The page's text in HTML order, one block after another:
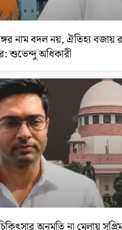
নাম বদল নয়, ঐতিহ্য বজায়
শুভেন্দু অধিকারী